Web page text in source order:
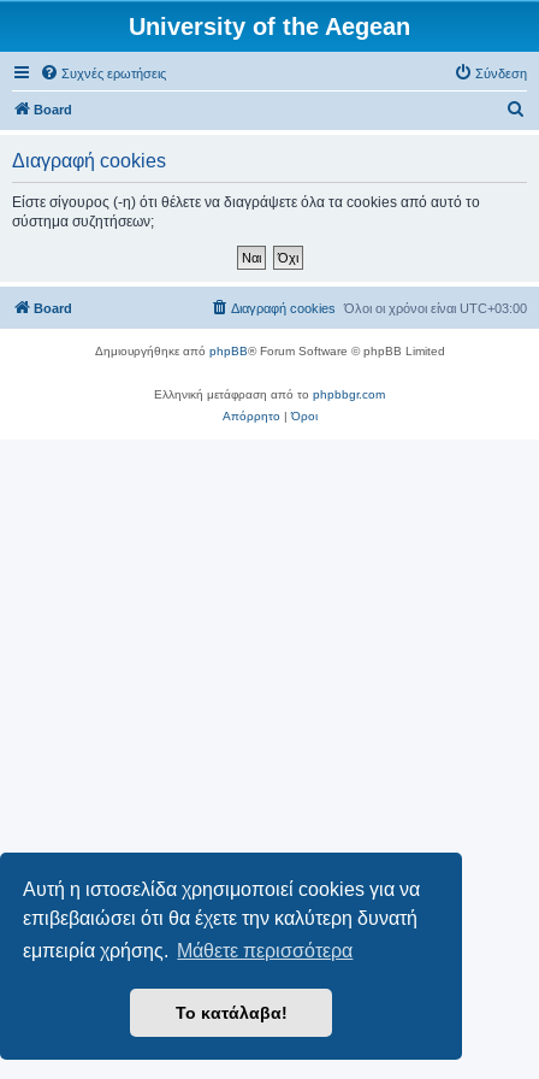
Αυτή η ιστοσελίδα χρησιμοποιεί cookies για να
επιβεβαιώσει ότι θα έχετε την καλύτερη δυνατή
εμπειρία χρήσης. Μάθετε περισσότερα
Το κατάλαβα!
University of the Aegean
Συχνές ερωτήσεις Σύνδεση
Board
σ
Διαγραφή cookies
Είστε σίγουρος (-η) ότι θέλετε να διαγράψετε όλα τα cookies από αυτό το
σύστημα συζητήσεων;
Board Όλοι οι χρόνοι είναι UTC+03:00
Διαγραφή cookies
Δημιουργήθηκε από phpBB® Forum Software © phpBB Limited
Ελληνική μετάφραση από το phpbbgr.com
Απόρρητο|Όροι